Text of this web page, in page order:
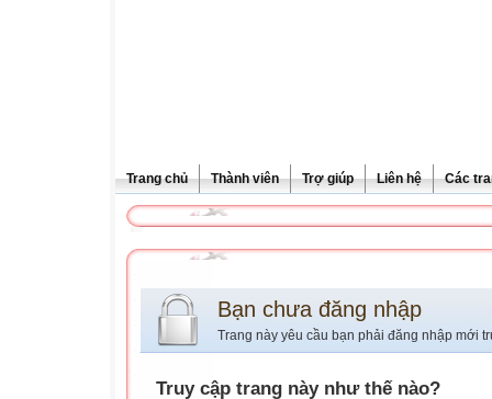
Trang chủ Thành viên Trợ giúp Liên hệ Các
Bạn chưa đăng nhập
Trang này yêu cầu bạn phải đăng nhập mới
Truy cập trang này như thế nào?